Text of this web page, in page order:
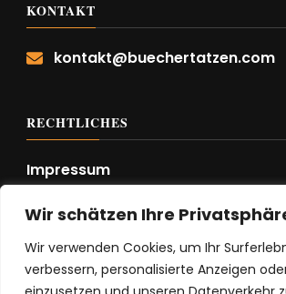
Wir schätzen Ihre
Wir verwenden Cookies, um Ihr
verbessern, personalisierte Anzeigen
KONTAKT
kontakt@buechertatzen.com
RECHTLICHES
Impressum
Datenschutzerklärung